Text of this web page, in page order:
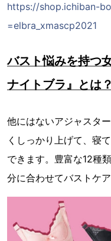
https://shop.ichiban-
=elbra_xmascp2021
バスト悩みを持つ
ナイトブラ』とは？
他にはないアジャスタ
くしっかり上げて、寝
できます。豊富な12種
分に合わせてバストケ